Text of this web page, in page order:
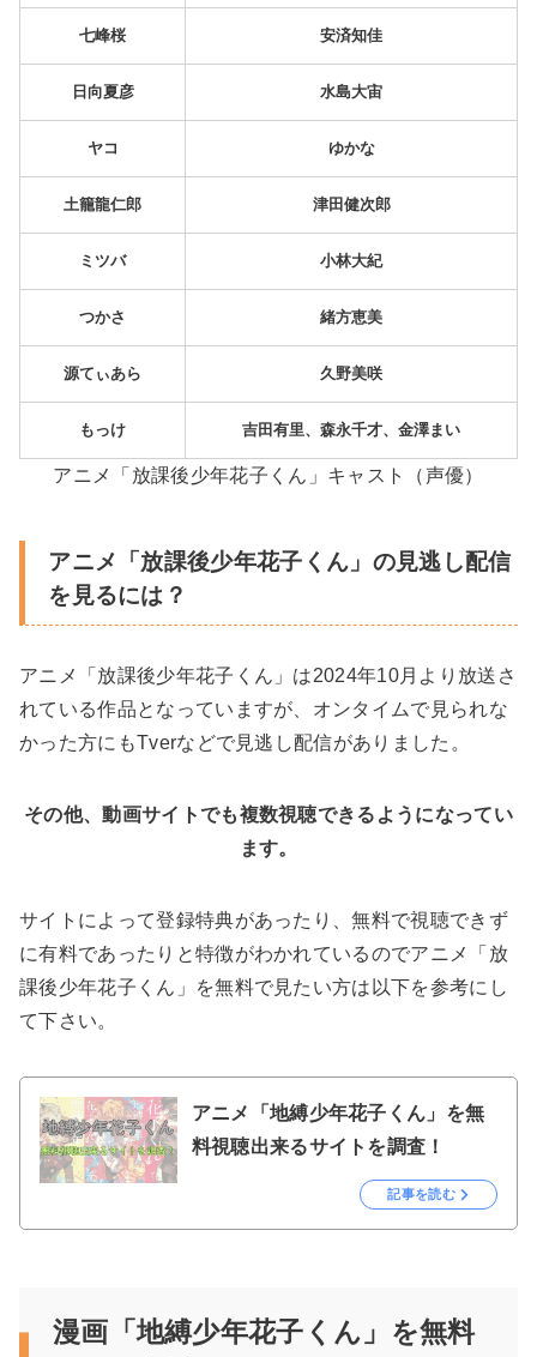
七峰桜 安済知佳
日向夏彦 水島大宙
ヤコ ゆかな
土籠龍仁郎 津田健次郎
ミツバ 小林大紀
つかさ 緒方恵美
源てぃあら 久野美咲
もっけ 吉田有里、森永千才、金澤まい
アニメ「放課後少年花子くん」キャスト（声優）
アニメ「放課後少年花子くん」の見逃し配信
を見るには？
アニメ「放課後少年花子くん」は2024年10月より放送さ
れている作品となっていますが、オンタイムで見られな
かった方にもTverなどで見逃し配信がありました。
その他、動画サイトでも複数視聴できるようになってい
ます。
サイトによって登録特典があったり、無料で視聴できず
に有料であったりと特徴がわかれているのでアニメ「放
課後少年花子くん」を無料で見たい方は以下を参考にし
て下さい。
アニメ「地縛少年花子くん」を無
料視聴出来るサイトを調査！
記事を読む
漫画「地縛少年花子くん」を無料